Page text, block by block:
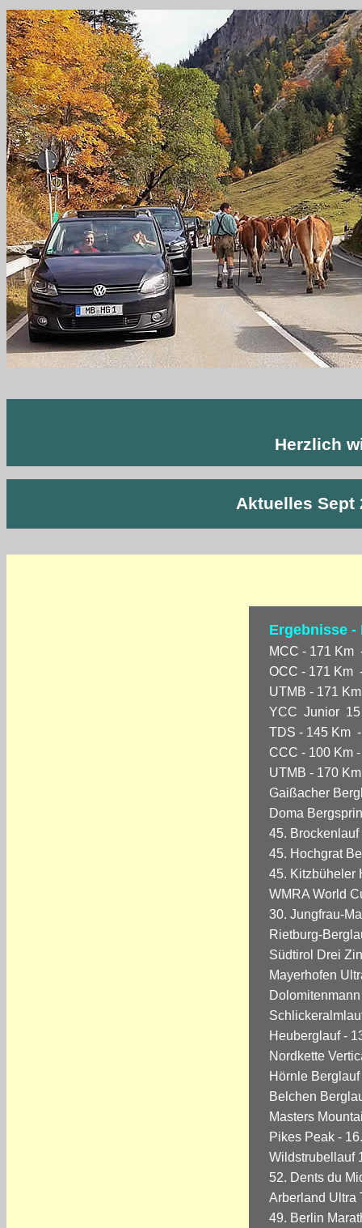
Herzlich
Aktuelles Sept
Ergebnisse -
MCC - 171 Km
OCC - 171 Km
UTMB - 171
YCC Junior 15
TDS - 145 Km
CCC - 100 Km
UTMB - 170
Gaißacher
Doma
45.
45. Hochgrat
45. Kitzbüheler
WMRA World
30. Jungfrau-
Rietburg-
Südtirol Drei
Mayerhofen
Heuberglauf -
Nordkette
Hörnle
Belchen
Masters
Pikes Peak -
Wildstrubellauf
52. Dents du
Arberland Ultra
49. Berlin